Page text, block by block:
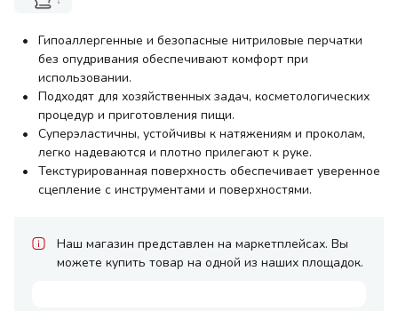
Гипоаллергенные и безопасные нитриловые перчатки
без опудривания обеспечивают комфорт при
использовании.
Подходят для хозяйственных задач, косметологических
процедур и приготовления пищи.
Суперэластичны, устойчивы к натяжениям и проколам,
легко надеваются и плотно прилегают к руке.
Текстурированная поверхность обеспечивает уверенное
сцепление с инструментами и поверхностями.
Наш магазин представлен на маркетплейсах. Вы
можете купить товар на одной из наших площадок.